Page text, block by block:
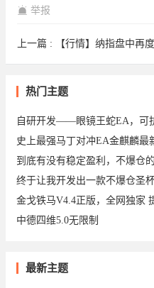
2021-03- 于2021-
举报
上一篇 : 【行情】纳指盘中再度跳水，
热门主题
自研开发——眼镜王蛇EA，可
到底有没有稳定盈利，不爆仓
终于让我开发出一款不爆仓圣
金戈铁马V4.4正版，全网独家
中德四维5.0无限制
最新主题